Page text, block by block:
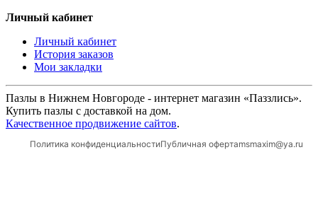
Личный кабинет
Личный кабинет
История заказов
Мои закладки
Пазлы в Нижнем Новгороде - интернет магазин «Паззлись».
Купить пазлы с доставкой на дом.
Качественное продвижение сайтов.
Политика конфиденциальностиПубличная офертаmsmaxim@ya.ru